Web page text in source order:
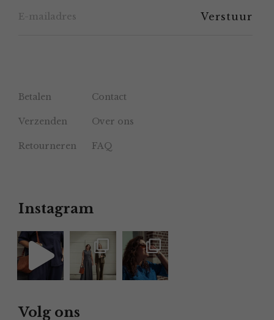
Betalen Contact
Verzenden Over ons
Retourneren FAQ
Instagram
Volg ons